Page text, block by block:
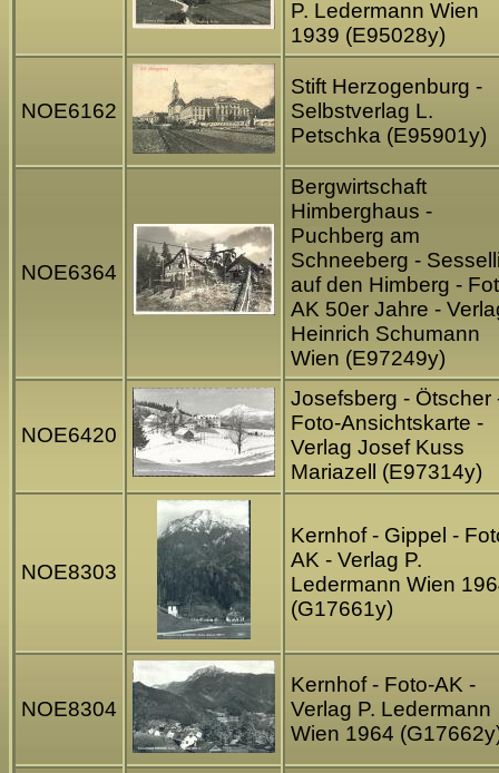
P. Ledermann Wien
1939 (E95028y)
NOE6162
Stift Herzogenburg -
Selbstverlag L.
Petschka (E95901y)
NOE6364
Bergwirtschaft
Himberghaus -
Puchberg am
Schneeberg -
auf den Himberg -
AK 50er Jahre -
Heinrich Schumann
Wien (E97249y)
NOE6420
Josefsberg - Ötscher
Foto-Ansichtskarte -
Verlag Josef Kuss
Mariazell (E97314y)
NOE8303
Kernhof - Gippel -
AK - Verlag P.
Ledermann Wien
(G17661y)
NOE8304
Kernhof - Foto-AK -
Verlag P. Ledermann
Wien 1964